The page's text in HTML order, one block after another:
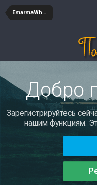
EmarmaWheenna
Добро
Зарегистрируйтесь
нашим функциям.